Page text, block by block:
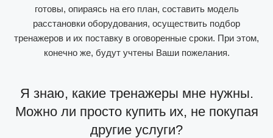
готовы, опираясь на его план, составить модель
расстановки оборудования, осуществить подбор
тренажеров и их поставку в оговоренные сроки. При этом,
конечно же, будут учтены Ваши пожелания.
Я знаю, какие тренажеры мне нужны.
Можно ли просто купить их, не покупая
другие услуги?